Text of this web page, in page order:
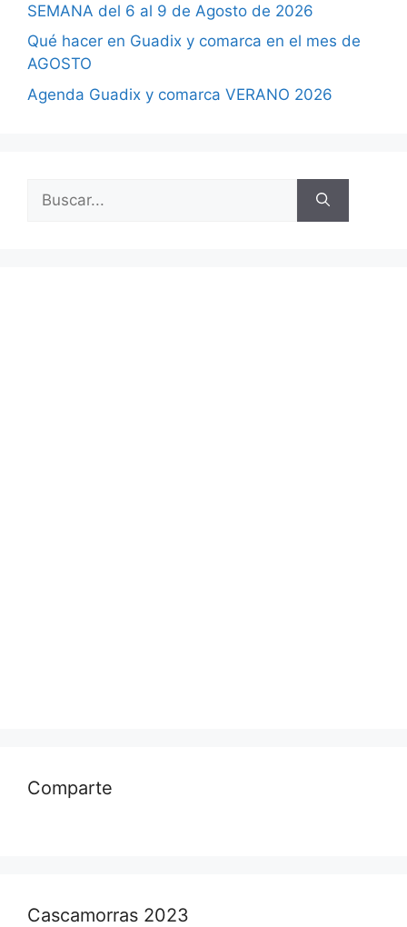
SEMANA del 6 al 9 de Agosto de 2026
Qué hacer en Guadix y comarca en el mes de
AGOSTO
Agenda Guadix y comarca VERANO 2026
Comparte
Cascamorras 2023